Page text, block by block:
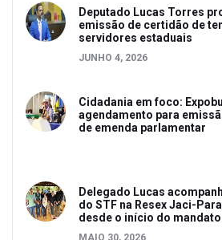
Deputado Lucas Torres
emissão de certidão de
servidores estaduais
JUNHO 4, 2026
Cidadania em foco:
agendamento para
de emenda parlamentar
Delegado Lucas
do STF na Resex Jaci-
desde o início do mandato
MAIO 30, 2026